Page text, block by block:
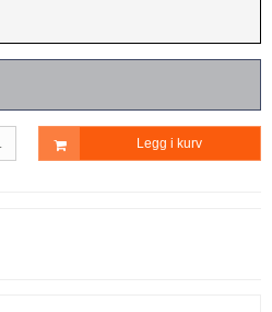
Legg i kurv